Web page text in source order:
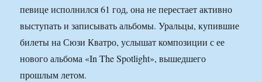
певице исполнился 61 год, она не перестает активно
выступать и записывать альбомы. Уральцы, купившие
билеты на Сюзи Кватро, услышат композиции с ее
нового альбома «In The Spotlight», вышедшего
прошлым летом.